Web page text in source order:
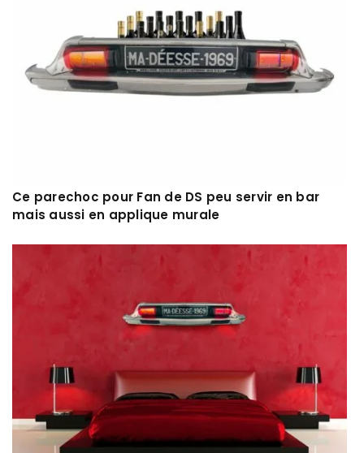
Ce parechoc pour Fan de DS peu servir en bar
mais aussi en applique murale